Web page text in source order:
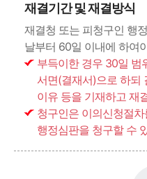
재결기간 및 재결방식
재결청 또는 피청구인 행
날부터 60일 이내에 하여
부득이한 경우 30일 범
서면(결재서)으로 하되
이유 등을 기재하고 재
청구인은 이의신청절
행정심판을 청구할 수